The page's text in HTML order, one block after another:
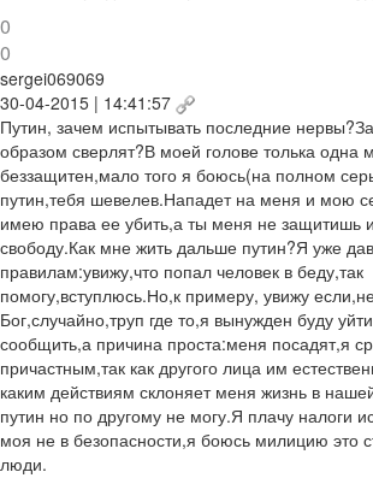
0
0
sergei069069
30-04-2015 | 14:41:57
Путин, зачем испытывать последние
образом сверлят?В моей голове толька одна
беззащитен,мало того я боюсь(на полном
путин,тебя шевелев.Нападет на меня и мою
имею права ее убить,а ты меня не защитишь
свободу.Как мне жить дальше путин?Я уже
правилам:увижу,что попал человек в беду,так
помогу,вступлюсь.Но,к примеру, увижу
Бог,случайно,труп где то,я вынужден буду
сообщить,а причина проста:меня посадят,я
причастным,так как другого лица им
каким действиям склоняет меня жизнь в
путин но по другому не могу.Я плачу налоги
моя не в безопасности,я боюсь милицию это
люди.